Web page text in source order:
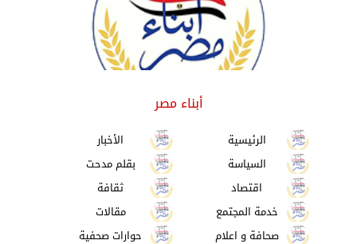
أبناء مصر
الرئيسية
الأخبار
السياسة
بقلم مدحت
اقتصاد
ثقافة
خدمة المجتمع
مقالات
صحافة و اعلام
حوارات صحفية